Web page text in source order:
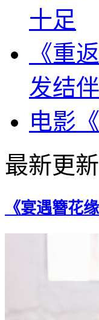
十足
《重
发结
电影
最新更新
《宴遇簪花